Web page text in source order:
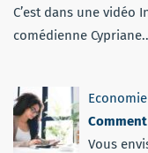
C’est dans une vidéo
comédienne
Economie
Vous